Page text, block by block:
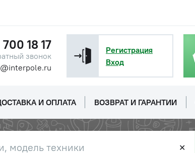
18 17
звонок
Регистрация
Вход
И ОПЛАТА ВОЗВРАТ И ГАРАНТИИ
✕